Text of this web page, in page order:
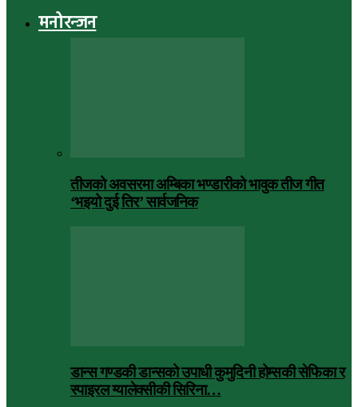
मनोरन्जन
तीजको अवसरमा अम्बिका भण्डारीको भावुक तीज गीत
‘भइयो दुई तिर’ सार्वजनिक
डान्स गण्डकी डान्सको उपाधी कुमुदिनी होम्सकी सेफिका र
स्पाइरल ग्यालेक्सीकी सिरिना…